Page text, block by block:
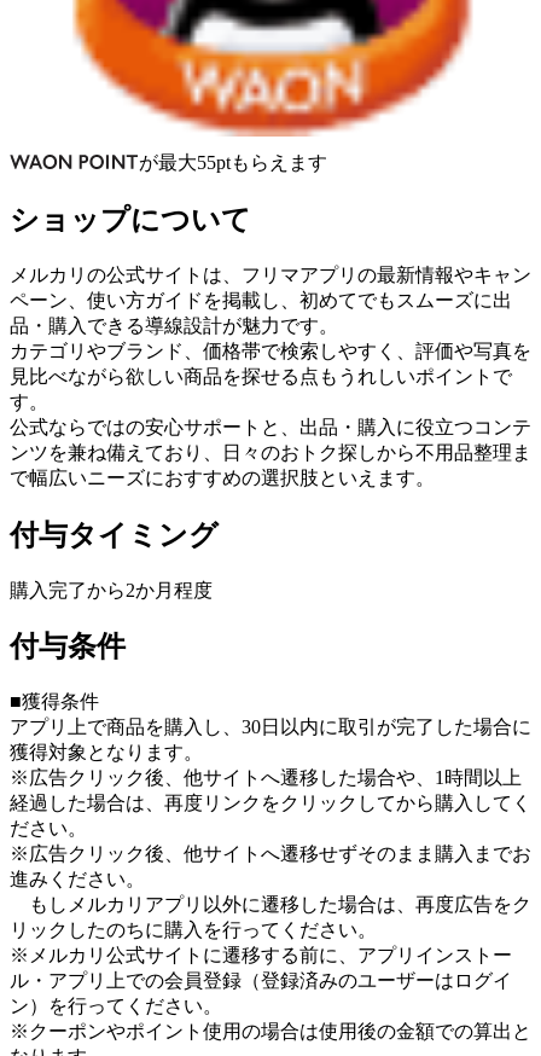
が最大55ptもらえます
ショップについて
メルカリの公式サイトは、フリマアプリの最新情報やキャン
ペーン、使い方ガイドを掲載し、初めてでもスムーズに出
品・購入できる導線設計が魅力です。
カテゴリやブランド、価格帯で検索しやすく、評価や写真を
見比べながら欲しい商品を探せる点もうれしいポイントで
す。
公式ならではの安心サポートと、出品・購入に役立つコンテ
ンツを兼ね備えており、日々のおトク探しから不用品整理ま
で幅広いニーズにおすすめの選択肢といえます。
付与タイミング
購入完了から2か月程度
付与条件
■獲得条件
アプリ上で商品を購入し、30日以内に取引が完了した場合に
獲得対象となります。
※広告クリック後、他サイトへ遷移した場合や、1時間以上
経過した場合は、再度リンクをクリックしてから購入してく
ださい。
※広告クリック後、他サイトへ遷移せずそのまま購入までお
進みください。
もしメルカリアプリ以外に遷移した場合は、再度広告をク
リックしたのちに購入を行ってください。
※メルカリ公式サイトに遷移する前に、アプリインストー
ル・アプリ上での会員登録（登録済みのユーザーはログイ
ン）を行ってください。
※クーポンやポイント使用の場合は使用後の金額での算出と